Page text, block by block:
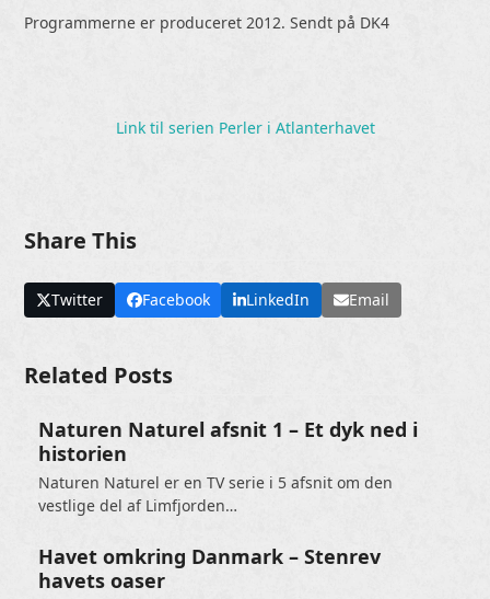
Programmerne er produceret 2012. Sendt på DK4
Link til serien Perler i Atlanterhavet
Share This
Twitter Facebook LinkedIn Email
Related Posts
Naturen Naturel afsnit 1 – Et dyk ned i
historien
Naturen Naturel er en TV serie i 5 afsnit om den
vestlige del af Limfjorden…
Havet omkring Danmark – Stenrev
havets oaser